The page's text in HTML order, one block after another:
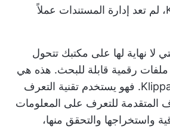
ينتهي هنا. مع Klippa، لم تعد إدارة المستندات عملاً
لا نهاية لها على مكتبك تتحول
رقمية قابلة للبحث. هذه هي
القوة التي يتمتع بها Klippa. فهو يستخدم تقنية التعرف
المتقدمة للتعرف على المعلومات
واستخراجها والتحقق منها،